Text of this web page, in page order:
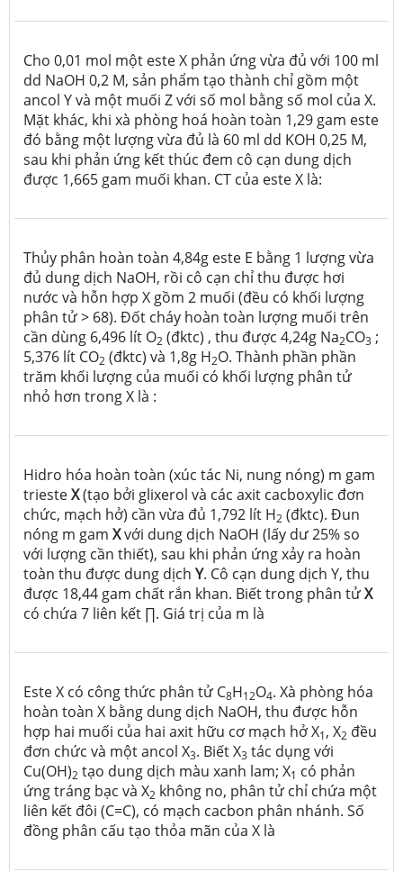
Cho 0,01 mol một este X phản ứng vừa đủ với 100 ml
dd NaOH 0,2 M, sản phẩm tạo thành chỉ gồm một
ancol Y và một muối Z với số mol bằng số mol của X.
Mặt khác, khi xà phòng hoá hoàn toàn 1,29 gam este
đó bằng một lượng vừa đủ là 60 ml dd KOH 0,25 M,
sau khi phản ứng kết thúc đem cô cạn dung dịch
được 1,665 gam muối khan. CT của este X là:
Thủy phân hoàn toàn 4,84g este E bằng 1 lượng vừa
đủ dung dịch NaOH, rồi cô cạn chỉ thu được hơi
nước và hỗn hợp X gồm 2 muối (đều có khối lượng
phân tử > 68). Đốt cháy hoàn toàn lượng muối trên
cần dùng 6,496 lít O2 (đktc) , thu được 4,24g Na2CO3 ;
5,376 lít CO2 (đktc) và 1,8g H2O. Thành phần phần
trăm khối lượng của muối có khối lượng phân tử
nhỏ hơn trong X là :
Hidro hóa hoàn toàn (xúc tác Ni, nung nóng) m gam
triesteX(tạo bởi glixerol và các axit cacboxylic đơn
chức, mạch hở) cần vừa đủ 1,792 lít H2 (đktc). Đun
nóng m gam Xvới dung dịch NaOH (lấy dư 25% so
với lượng cần thiết), sau khi phản ứng xảy ra hoàn
toàn thu được dung dịch Y. Cô cạn dung dịch Y, thu
được 18,44 gam chất rắn khan. Biết trong phân tửX
có chứa 7 liên kết ∏. Giá trị của m là
Este X có công thức phân tử C8H12O4. Xà phòng hóa
hoàn toàn X bằng dung dịch NaOH, thu được hỗn
hợp hai muối của hai axit hữu cơ mạch hở X1, X2 đều
đơn chức và một ancol X3. Biết X3 tác dụng với
Cu(OH)2 tạo dung dịch màu xanh lam; X1 có phản
ứng tráng bạc và X2 không no, phân tử chỉ chứa một
liên kết đôi (C=C), có mạch cacbon phân nhánh. Số
đồng phân cấu tạo thỏa mãn của X là